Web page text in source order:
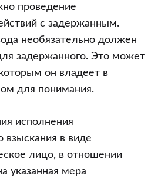
проведение
с задержанным.
необязательно должен
задержанного. Это может
он владеет в
для понимания.
исполнения
взыскания в виде
лицо, в отношении
указанная мера